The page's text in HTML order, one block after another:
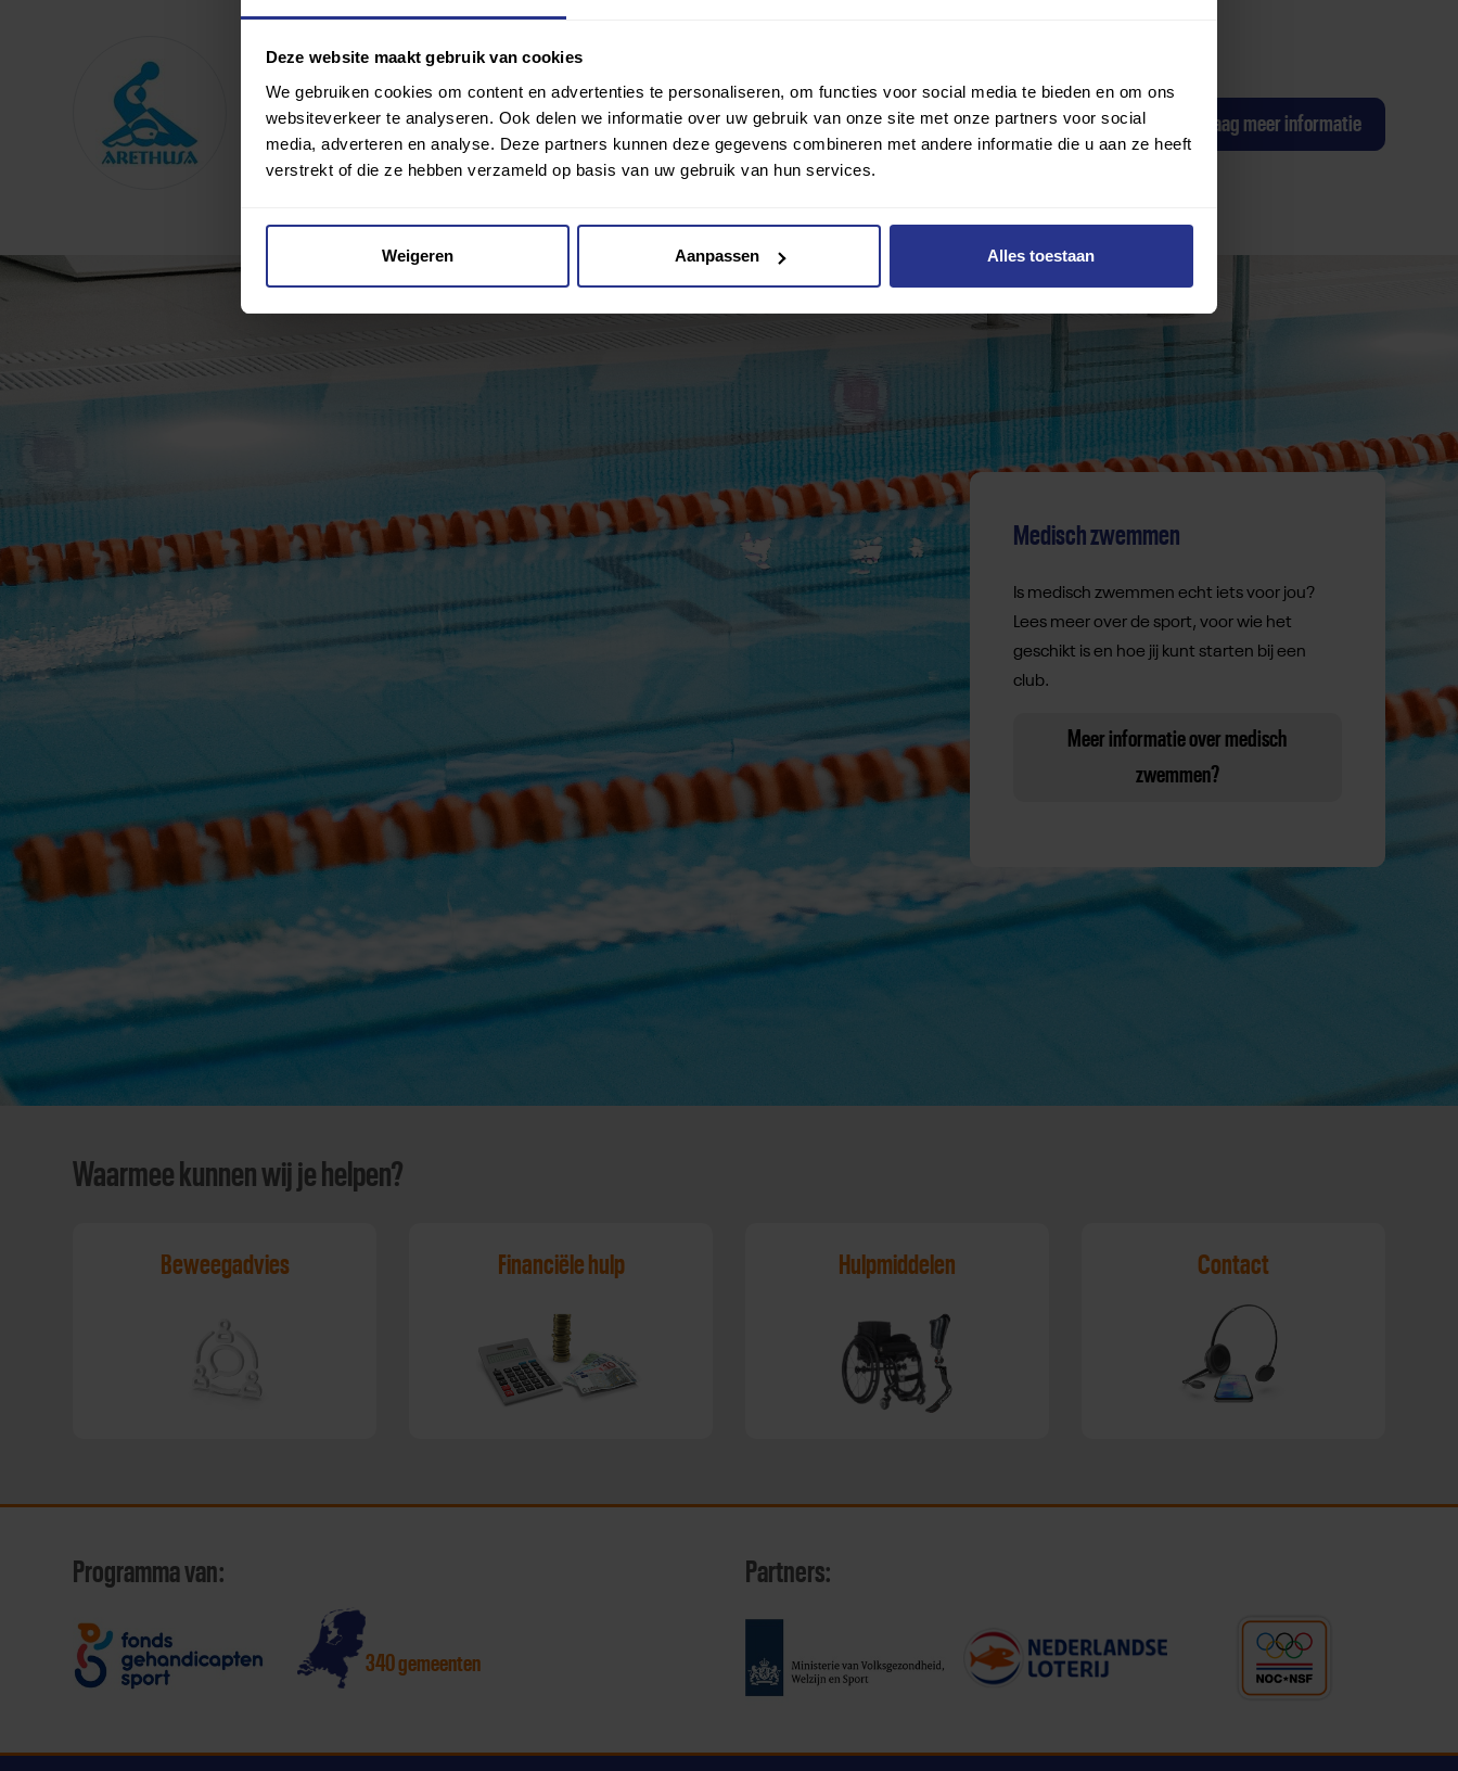
Deze website maakt gebruik van cookies
We gebruiken cookies om content en advertenties te personaliseren, om functies voor social media te bieden en om ons
websiteverkeer te analyseren. Ook delen we informatie over uw gebruik van onze site met onze partners voor social
media, adverteren en analyse. Deze partners kunnen deze gegevens combineren met andere informatie die u aan ze heeft
verstrekt of die ze hebben verzameld op basis van uw gebruik van hun services.
Weigeren Aanpassen Alles toestaan
OZ&PC Arethusa
Toevoegen als favoriet Delen
Wijziging voorstellen voor deze club? Klik hier
Ik wil graag een proefles Ik wil graag meer informatie
Medisch zwemmen
Is medisch zwemmen echt iets voor jou?
Lees meer over de sport, voor wie het
geschikt is en hoe jij kunt starten bij een
club.
Meer informatie over medisch
zwemmen?
Waarmee kunnen wij je helpen?
Beweegadvies Financiële hulp Hulpmiddelen Contact
Programma van:
340 gemeenten
Partners: